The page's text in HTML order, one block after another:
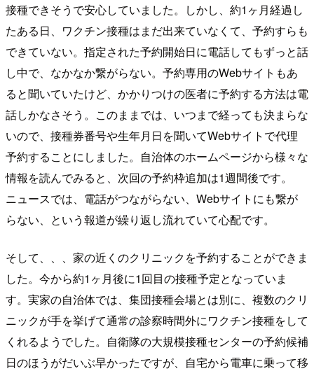
接種できそうで安心していました。しかし、約1ヶ月経過し
たある日、ワクチン接種はまだ出来ていなくて、予約すらも
できていない。指定された予約開始日に電話してもずっと話
し中で、なかなか繋がらない。予約専用のWebサイトもあ
ると聞いていたけど、かかりつけの医者に予約する方法は電
話しかなさそう。このままでは、いつまで経っても決まらな
いので、接種券番号や生年月日を聞いてWebサイトで代理
予約することにしました。自治体のホームページから様々な
情報を読んでみると、次回の予約枠追加は1週間後です。
ニュースでは、電話がつながらない、Webサイトにも繋が
らない、という報道が繰り返し流れていて心配です。
そして、、、家の近くのクリニックを予約することができま
した。今から約1ヶ月後に1回目の接種予定となっていま
す。実家の自治体では、集団接種会場とは別に、複数のクリ
ニックが手を挙げて通常の診察時間外にワクチン接種をして
くれるようでした。自衛隊の大規模接種センターの予約候補
日のほうがだいぶ早かったですが、自宅から電車に乗って移